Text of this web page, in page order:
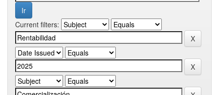
Current filters: